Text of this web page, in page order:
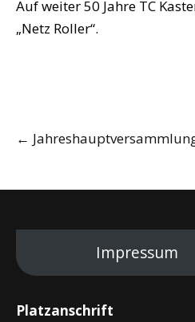
Auf weiter 50 Jahre TC
„Netz Roller“.
Post
navigation
←
Impressum
Platzanschrift